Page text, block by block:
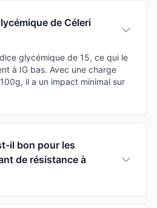
de Céleri
glycémique de 15, ce qui le
à IG bas. Avec une charge
il a un impact minimal sur
il bon pour les
de résistance à